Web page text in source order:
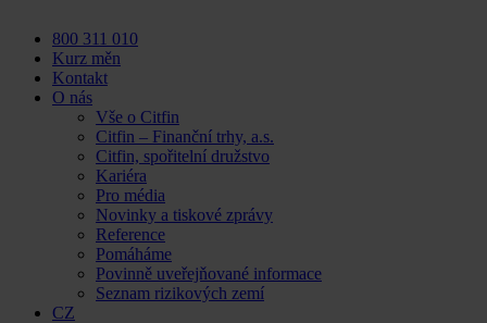
800 311 010
Kurz měn
Kontakt
O nás
Vše o Citfin
Citfin – Finanční trhy, a.s.
Citfin, spořitelní družstvo
Kariéra
Pro média
Novinky a tiskové zprávy
Reference
Pomáháme
Povinně uveřejňované informace
Seznam rizikových zemí
CZ